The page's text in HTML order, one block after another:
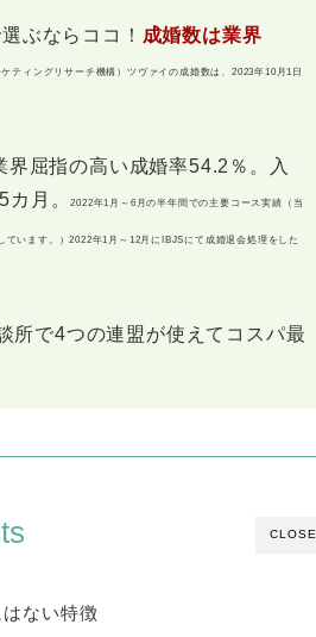
ぶならココ！ 成婚数は業界
ィングリサーチ機構）ツヴァイの成婚数は、2023年10月1日
屈指の高い成婚率54.2％。入
カ月。2022年1月～6月の半年間での主要コース実績（当
ています。）2022年1月～12月にIBJSにて成婚退会処理をした
所で4つの連盟が使えてコスパ最
CLOSE
ない特徴